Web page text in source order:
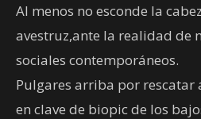
Al menos no esconde la
avestruz,ante la realidad de
sociales contemporáneos.
Pulgares arriba por rescatar
en clave de biopic de los